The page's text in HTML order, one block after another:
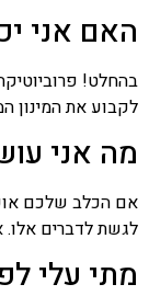
האם אני
בהחלט!
לקבוע את המינון
מה אני
אם הכלב שלכם
לגשת לדברים אלו.
מתי עלי